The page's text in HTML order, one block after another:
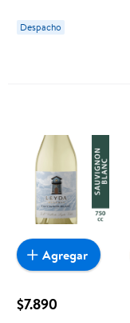
ml Green Quartz
Despacho
$7.890
Agregar